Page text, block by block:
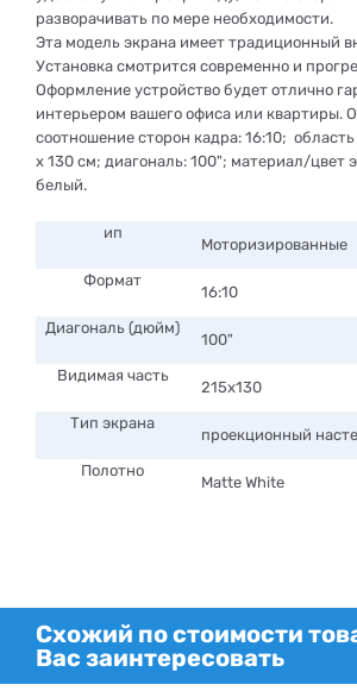
разворачивать по мере необходимости.
Эта модель экрана имеет традиционный
Установка смотрится современно и
Оформление устройство будет отлично
интерьером вашего офиса или квартиры.
соотношение сторон кадра: 16:10;
x 130 см; диагональ: 100"; материал/цвет
белый.
ип
Моторизированные
Формат
16:10
Диагональ (дюйм)
100"
Видимая часть
215x130
Тип экрана
проекционный
Полотно
Matte White
Схожий по стоимости
Вас заинтересовать